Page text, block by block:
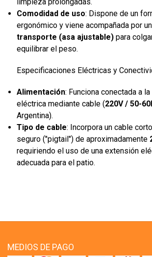
Comodidad de uso: Dispone de un
ergonómico y viene acompañada por
transporte (asa ajustable)para
equilibrar el peso.
Especificaciones Eléctricas y
Alimentación: Funciona conectada a
eléctrica mediante cable (220V / 50-
Argentina).
Tipo de cable: Incorpora un cable
seguro ("pigtail") de aproximadamente
requiriendo el uso de una extensión
adecuada para el patio.
MEDIOS DE PAGO